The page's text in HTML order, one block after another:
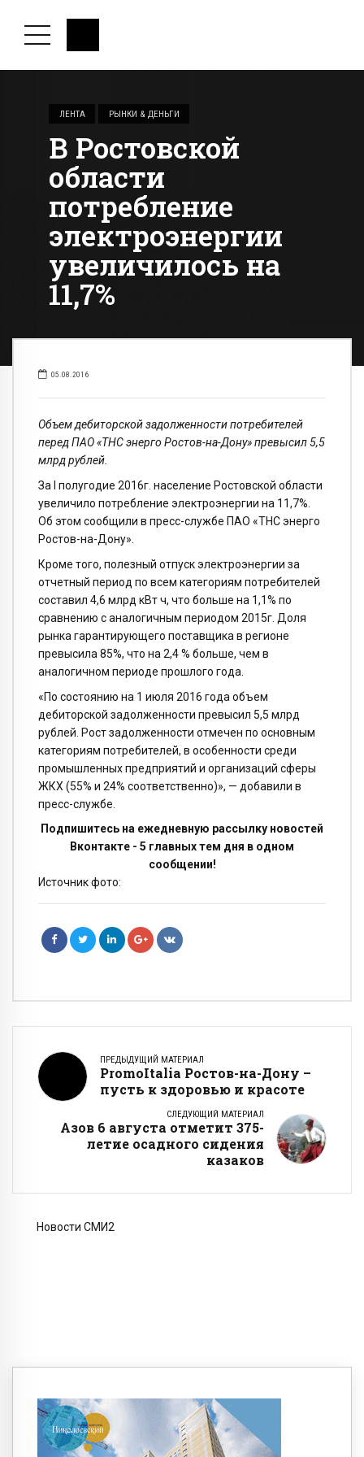
ЛЕНТА РЫНКИ & ДЕНЬГИ
В Ростовской
области
потребление
электроэнергии
увеличилось на
11,7%
05.08.2016
Объем дебиторской задолженности потребителей
перед ПАО «ТНС энерго Ростов-на-Дону» превысил 5,5
млрд рублей.
За I полугодие 2016г. население Ростовской области
увеличило потребление электроэнергии на 11,7%.
Об этом сообщили в пресс-службе ПАО «ТНС энерго
Ростов-на-Дону».
Кроме того, полезный отпуск электроэнергии за
отчетный период по всем категориям потребителей
составил 4,6 млрд кВт ч, что больше на 1,1% по
сравнению с аналогичным периодом 2015г. Доля
рынка гарантирующего поставщика в регионе
превысила 85%, что на 2,4 % больше, чем в
аналогичном периоде прошлого года.
«По состоянию на 1 июля 2016 года объем
дебиторской задолженности превысил 5,5 млрд
рублей. Рост задолженности отмечен по основным
категориям потребителей, в особенности среди
промышленных предприятий и организаций сферы
ЖКХ (55% и 24% соответственно)», — добавили в
пресс-службе.
Подпишитесь на ежедневную рассылку новостей
Вконтакте - 5 главных тем дня в одном
сообщении!
Источник фото:
ПРЕДЫДУЩИЙ МАТЕРИАЛ
PromoItalia Ростов-на-Дону –
пусть к здоровью и красоте
СЛЕДУЮЩИЙ МАТЕРИАЛ
Азов 6 августа отметит 375-
летие осадного сидения
казаков
Новости СМИ2